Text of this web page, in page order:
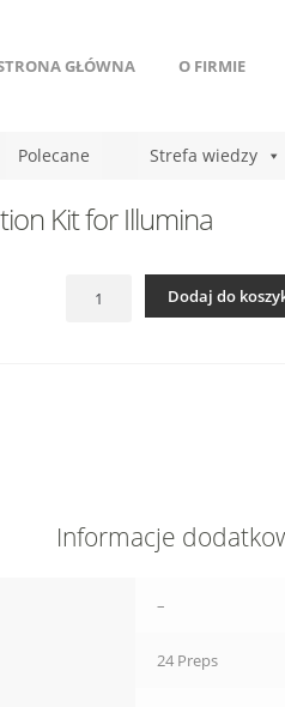
GŁÓWNA O FIRMIE
Polecane Strefa wiedzy
Kit for Illumina
ITS3-
Dodaj do
Informacje
–
24 Preps